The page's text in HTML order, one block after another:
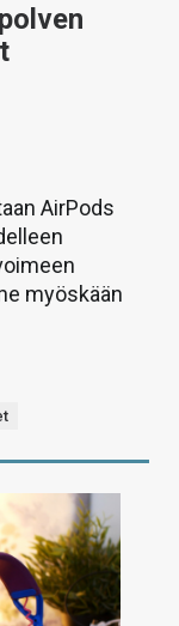
AirPods
myöskään